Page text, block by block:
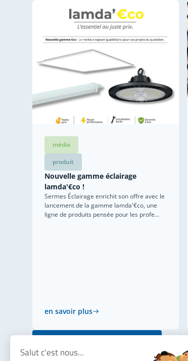
média
produit
Nouvelle gamme éclairage
lamda'€co !
Sermes Éclairage enrichit son offre avec le
lancement de la gamme lamda'€co, une
ligne de produits pensée pour les profe...
en savoir plus